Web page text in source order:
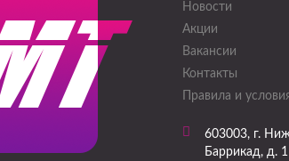
Новости
Акции
Вакансии
Контакты
Правила и
603003, г.
Баррикад, д.